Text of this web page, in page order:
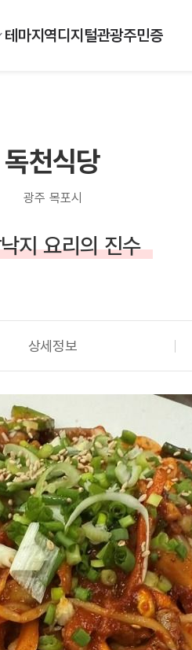
테마지역디지털관광주민증
독천식당
광주 목포시
지 요리의 진수
상세정보